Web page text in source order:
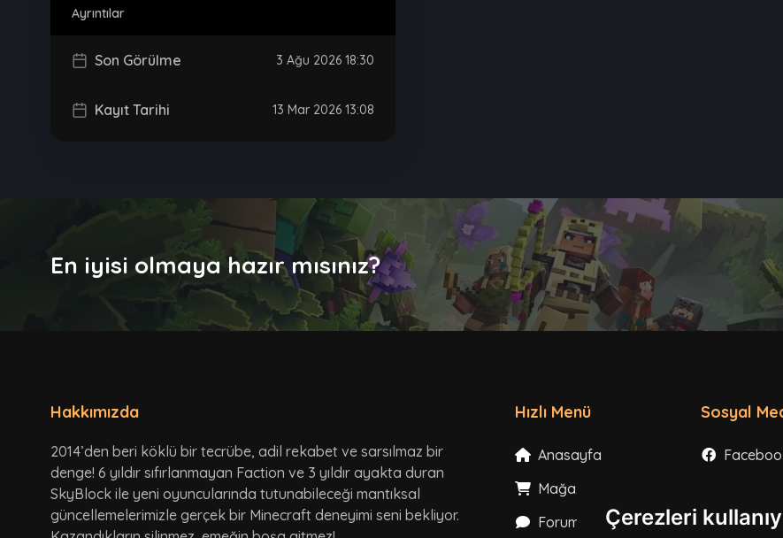
Çerezleri
Ayrıntılar
Son Görülme 3 Ağu 2026 18:30
Kayıt Tarihi 13 Mar 2026 13:08
En iyisi olmaya hazır mısınız?
Hakkımızda
2014’den beri köklü bir tecrübe, adil rekabet ve sarsılmaz bir
denge! 6 yıldır sıfırlanmayan Faction ve 3 yıldır ayakta duran
SkyBlock ile yeni oyuncularında tutunabileceği mantıksal
güncellemelerimizle gerçek bir Minecraft deneyimi seni bekliyor.
Hızlı Menü
Anasayfa
Mağaza
Forum
Sosyal
X